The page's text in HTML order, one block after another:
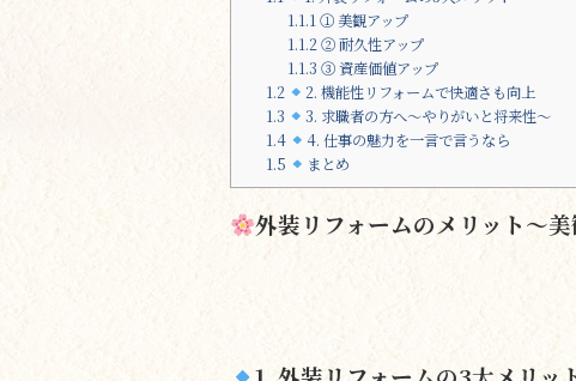
1.1.1① 美観アップ
1.1.2② 耐久性アップ
1.1.3 ③ 資産価値アップ
1.2
2. 機能性リフォームで快適さも向上
1.3
3. 求職者の方へ～やりがいと将来性～
1.4
4. 仕事の魅力を一言で言うなら
1.5
まとめ
外装リフォームのメリット～